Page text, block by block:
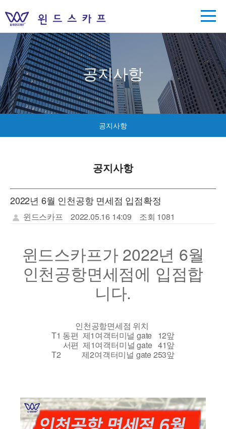
공지사항
공지사항
공지사항
2022년 6월 인천공항 면세점 입점확정
윈드스카프 2022.05.16 14:09 조회 1081
윈드스카프가 2022년 6월
인천공항면세점에 입점합
니다.
인천공항면세점 위치
T1 동편 제1여객터미널 gate 12앞
서편 제1여객터미널 gate 41앞
T2 제2여객터미널 gate 253앞